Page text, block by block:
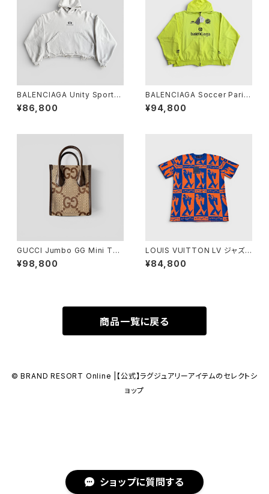
ショップに質問する
BALENCIAGA Unity Sports I
con Cropped Hoodie Beig
e 1
¥86,800
BALENCIAGA Soccer Paris
Zip-Up Hoodie Yellow S
¥94,800
GUCCI Jumbo GG Mini Tot
e Bag
¥98,800
LOUIS VUITTON LV ジャズフ
ライヤー ショートスリーブ ニット
Tシャツ L
¥84,800
商品一覧に戻る
© BRAND RESORT Online |【公式】ラグジュアリーアイテムのセレクトシ
ョップ